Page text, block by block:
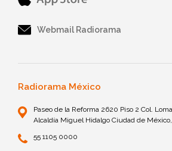
Webmail Radiorama
Radiorama México
Paseo de la Reforma 2620 Piso 2 Col.
Alcaldía Miguel Hidalgo Ciudad de
55 1105 0000